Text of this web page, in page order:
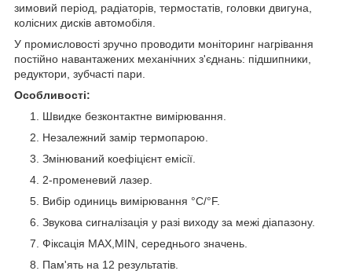
зимовий період, радіаторів, термостатів, головки двигуна,
колісних дисків автомобіля.
У промисловості зручно проводити моніторинг нагрівання
постійно навантажених механічних з'єднань: підшипники,
редуктори, зубчасті пари.
Особливості:
Швидке безконтактне вимірювання.
Незалежний замір термопарою.
Змінюваний коефіцієнт емісії.
2-променевий лазер.
Вибір одиниць вимірювання °C/°F.
Звукова сигналізація у разі виходу за межі діапазону.
Фіксація MAX,MIN, середнього значень.
Пам'ять на 12 результатів.